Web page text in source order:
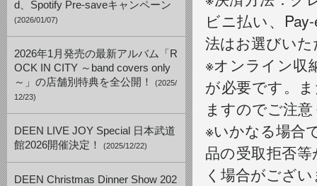
d、Spotify Pre-saveキャンペーン
(2026/01/07)
2026年1月発売の最新アルバム「R
OCK IN CITY ～band covers only
～」の店舗別特典を全公開！
(2025/
12/23)
DEEN LIVE JOY Special 日本武道
館2026開催決定！
(2025/12/22)
DEEN Christmas Dinner Show 202
ビニ払い、
法はお選びい
※オンライン収
が必要です。
ますのでご注
※いかなる場合
品の受取拒否
く場合がござ